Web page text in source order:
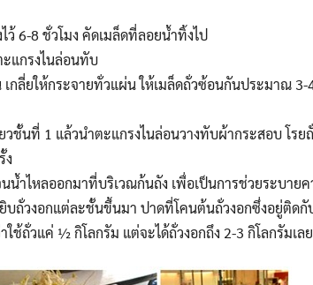
ว้ 6-8 ชั่วโมง คัดเมล็ดที่ลอยน้ำทิ้งไป
ะแกรงไนล่อนทับ
เกลี่ยให้กระจายทั่วแผ่น ให้เมล็ดถั่วซ้อนกันประมาณ
ชั้นที่ 1 แล้วนำตะแกรงไนล่อนวางทับผ้ากระสอบ โรย
ง
น้ำไหลออกมาที่บริเวณก้นถัง เพื่อเป็นการช่วยระบาย
ถั่วงอกแต่ละชั้นขึ้นมา ปาดที่โคนต้นถั่วงอกซึ่งอยู่ติดกั
ช้ถั่วแค่ ½ กิโลกรัม แต่จะได้ถั่วงอกถึง 2-3 กิโลกรัมเล